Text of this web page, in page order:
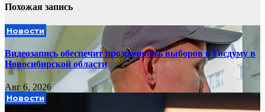
Похожая запись
Новости
Видеозапись обеспечит прозрачность выборов в Госдуму в
Новосибирской области
Авг 6, 2026
Новости